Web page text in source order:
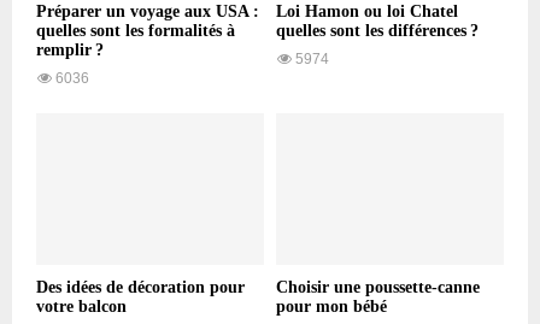
Préparer un voyage aux USA :
quelles sont les formalités à
remplir ?
6036
Loi Hamon ou loi Chatel
quelles sont les différences ?
5974
Des idées de décoration pour
votre balcon
Choisir une poussette-canne
pour mon bébé